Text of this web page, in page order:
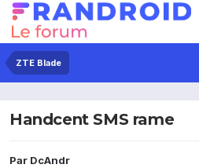
ZTE Blade
Handcent SMS rame
Par DcAndr